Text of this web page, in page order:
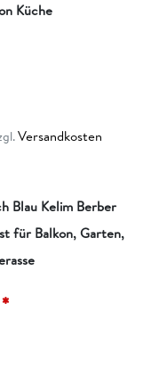
Küche
Versandkosten
Blau Kelim Berber
für Balkon, Garten,